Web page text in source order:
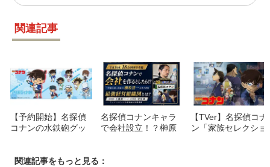
関連記事
【予約開始】名探偵
コナンの水鉄砲グッ
名探偵コナンキャラ
で会社設立！？榊󠄀原
【TVer】名探偵コナ
ン「家族セレクショ
関連記事をもっと見る：